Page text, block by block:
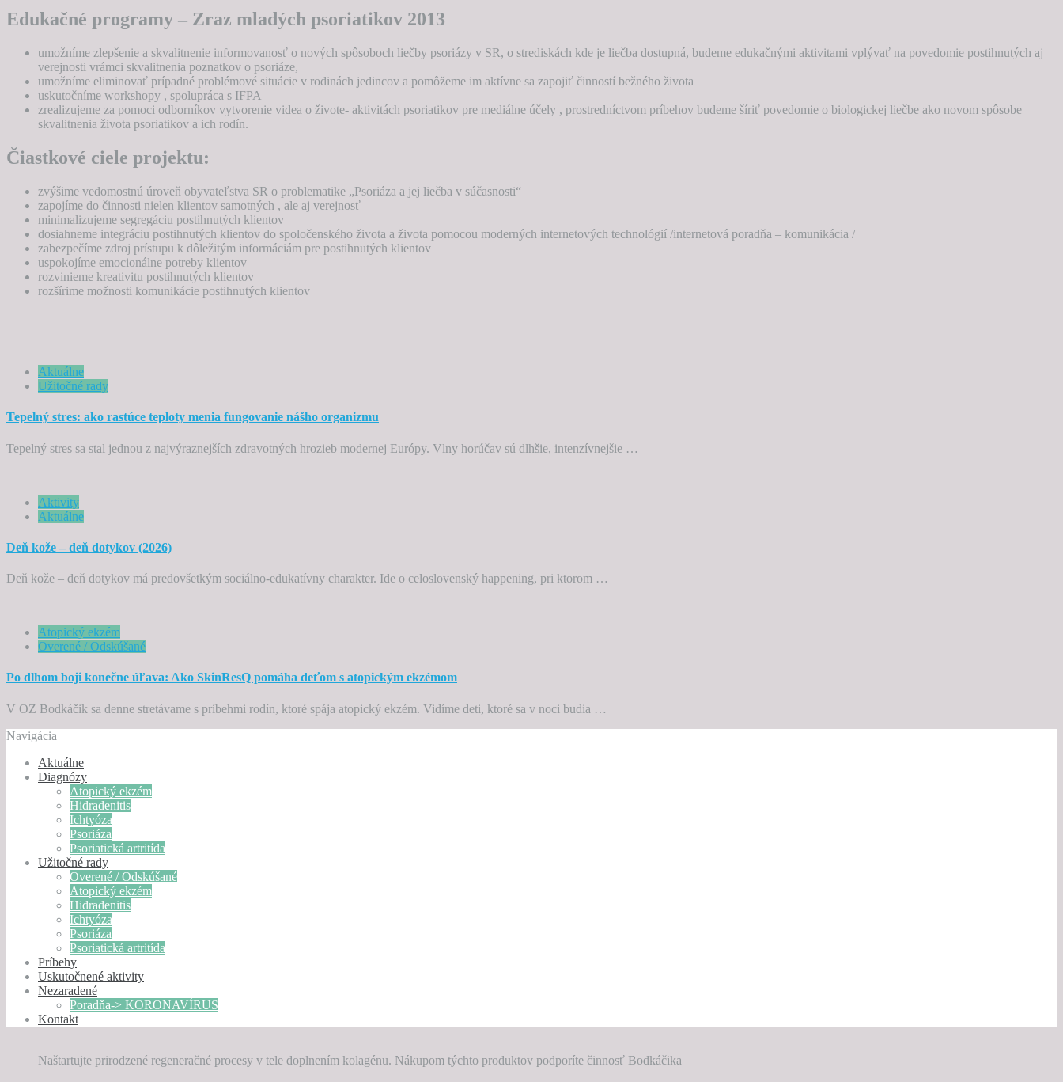
Edukačné programy – Zraz mladých psoriatikov 2013
umožníme zlepšenie a skvalitnenie informovanosť o nových spôsoboch liečby psoriázy v SR, o strediskách kde je liečba dostupná, budeme edukačnými aktivitami vplývať na povedomie postihnutých aj
verejnosti vrámci skvalitnenia poznatkov o psoriáze,
umožníme eliminovať prípadné problémové situácie v rodinách jedincov a pomôžeme im aktívne sa zapojiť činností bežného života
uskutočníme workshopy , spolupráca s IFPA
zrealizujeme za pomoci odborníkov vytvorenie videa o živote- aktivitách psoriatikov pre mediálne účely , prostredníctvom príbehov budeme šíriť povedomie o biologickej liečbe ako novom spôsobe
skvalitnenia života psoriatikov a ich rodín.
Čiastkové ciele projektu:
zvýšime vedomostnú úroveň obyvateľstva SR o problematike „Psoriáza a jej liečba v súčasnosti“
zapojíme do činnosti nielen klientov samotných , ale aj verejnosť
minimalizujeme segregáciu postihnutých klientov
dosiahneme integráciu postihnutých klientov do spoločenského života a života pomocou moderných internetových technológií /internetová poradňa – komunikácia /
zabezpečíme zdroj prístupu k dôležitým informáciám pre postihnutých klientov
uspokojíme emocionálne potreby klientov
rozvinieme kreativitu postihnutých klientov
rozšírime možnosti komunikácie postihnutých klientov
Aktuálne
Užitočné rady
Tepelný stres: ako rastúce teploty menia fungovanie nášho organizmu
Tepelný stres sa stal jednou z najvýraznejších zdravotných hrozieb modernej Európy. Vlny horúčav sú dlhšie, intenzívnejšie …
Aktivity
Aktuálne
Deň kože – deň dotykov (2026)
Deň kože – deň dotykov má predovšetkým sociálno-edukatívny charakter. Ide o celoslovenský happening, pri ktorom …
Atopický ekzém
Overené / Odskúšané
Po dlhom boji konečne úľava: Ako SkinResQ pomáha deťom s atopickým ekzémom
V OZ Bodkáčik sa denne stretávame s príbehmi rodín, ktoré spája atopický ekzém. Vidíme deti, ktoré sa v noci budia …
Navigácia
Aktuálne
Diagnózy
Atopický ekzém
Hidradenitis
Ichtyóza
Psoriáza
Psoriatická artritída
Užitočné rady
Overené / Odskúšané
Atopický ekzém
Hidradenitis
Ichtyóza
Psoriáza
Psoriatická artritída
Príbehy
Uskutočnené aktivity
Nezaradené
Poradňa-> KORONAVÍRUS
Kontakt
Naštartujte prirodzené regeneračné procesy v tele doplnením kolagénu. Nákupom týchto produktov podporíte činnosť Bodkáčika